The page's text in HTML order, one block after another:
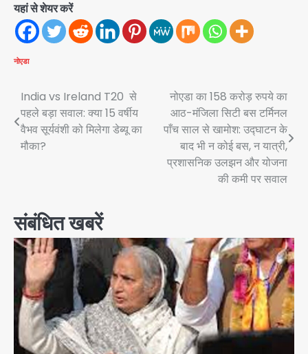
यहां से शेयर करें
नोएडा
Post
navigation
India vs Ireland T20 से
पहले बड़ा सवाल: क्या 15 वर्षीय
वैभव सूर्यवंशी को मिलेगा डेब्यू का
मौका?
नोएडा का 158 करोड़ रुपये का
आठ-मंजिला सिटी बस टर्मिनल
पाँच साल से खामोश: उद्घाटन के
बाद भी न कोई बस, न यात्री,
प्रशासनिक उलझन और योजना
की कमी पर सवाल
संबंधित खबरें